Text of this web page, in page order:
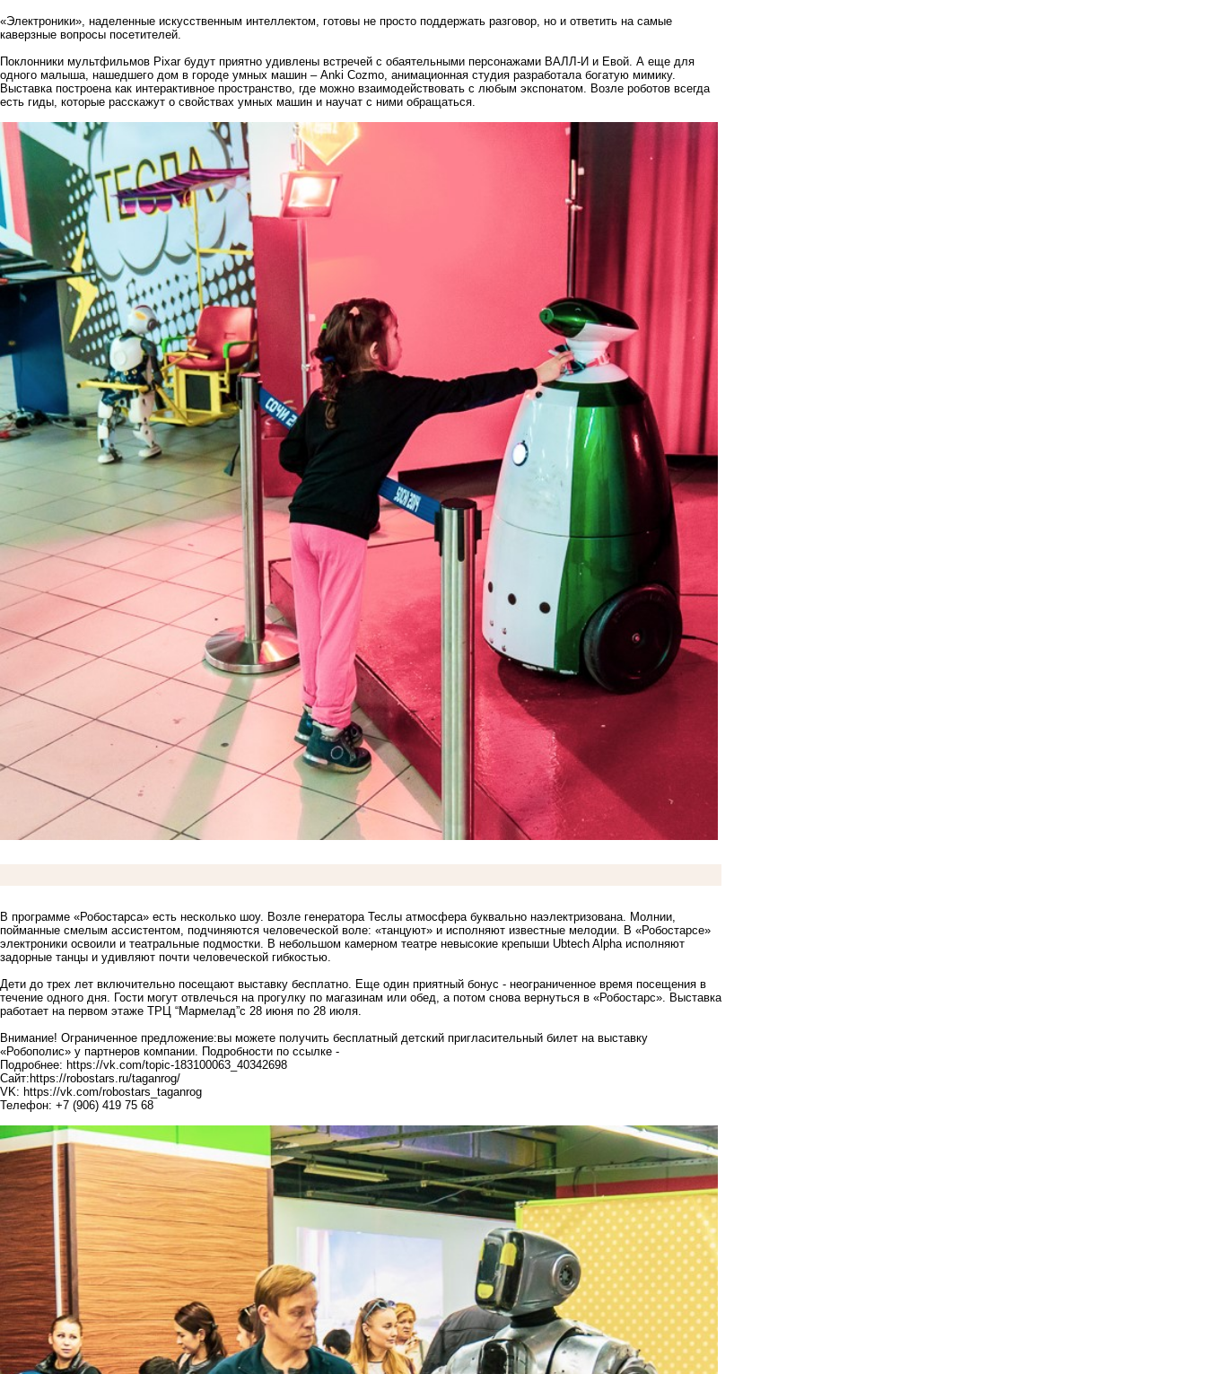
«Электроники», наделенные искусственным интеллектом, готовы не просто поддержать разговор, но и ответить на самые
каверзные вопросы посетителей.
Поклонники мультфильмов Pixar будут приятно удивлены встречей с обаятельными персонажами ВАЛЛ-И и Евой. А еще для
одного малыша, нашедшего дом в городе умных машин – Anki Сozmo, анимационная студия разработала богатую мимику.
Выставка построена как интерактивное пространство, где можно взаимодействовать с любым экспонатом. Возле роботов всегда
есть гиды, которые расскажут о свойствах умных машин и научат с ними обращаться.
В программе «Робостарса» есть несколько шоу. Возле генератора Теслы атмосфера буквально наэлектризована. Молнии,
пойманные смелым ассистентом, подчиняются человеческой воле: «танцуют» и исполняют известные мелодии. В «Робостарсе»
электроники освоили и театральные подмостки. В небольшом камерном театре невысокие крепыши Ubtech Alpha исполняют
задорные танцы и удивляют почти человеческой гибкостью.
Дети до трех лет включительно посещают выставку бесплатно. Еще один приятный бонус - неограниченное время посещения в
течение одного дня. Гости могут отвлечься на прогулку по магазинам или обед, а потом снова вернуться в «Робостарс». Выставка
работает на первом этаже ТРЦ “Мармелад”с 28 июня по 28 июля.
Внимание! Ограниченное предложение:вы можете получить бесплатный детский пригласительный билет на выставку
«Робополис» у партнеров компании. Подробности по ссылке -
Подробнее: https://vk.com/topic-183100063_40342698
Сайт: https://robostars.ru/taganrog/
VK: https://vk.com/robostars_taganrog
Телефон: +7 (906) 419 75 68